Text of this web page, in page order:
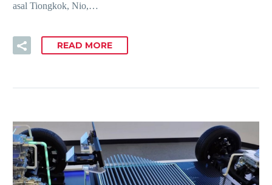
asal Tiongkok, Nio,…
READ MORE